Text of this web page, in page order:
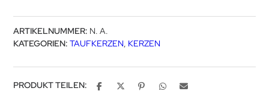
ARTIKELNUMMER: N. A.
KATEGORIEN: TAUFKERZEN, KERZEN
PRODUKT TEILEN: